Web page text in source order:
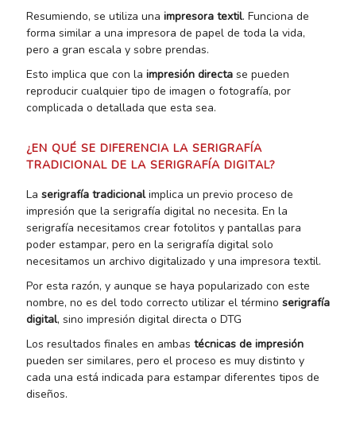
Resumiendo, se utiliza una impresora textil. Funciona de
forma similar a una impresora de papel de toda la vida,
pero a gran escala y sobre prendas.
Esto implica que con la impresión directase pueden
reproducir cualquier tipo de imagen o fotografía, por
complicada o detallada que esta sea.
¿EN QUÉ SE DIFERENCIA LA SERIGRAFÍA
TRADICIONAL DE LA SERIGRAFÍA DIGITAL?
La serigrafía tradicionalimplica un previo proceso de
impresión que la serigrafía digital no necesita. En la
serigrafía necesitamos crear fotolitos y pantallas para
poder estampar, pero en la serigrafía digital solo
necesitamos un archivo digitalizado y una impresora textil.
Por esta razón, y aunque se haya popularizado con este
nombre, no es del todo correcto utilizar el término serigrafía
digital, sino impresión digital directa o DTG
Los resultados finales en ambas técnicas de impresión
pueden ser similares, pero el proceso es muy distinto y
cada una está indicada para estampar diferentes tipos de
diseños.